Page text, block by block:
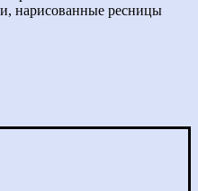
нарисованные ресницы